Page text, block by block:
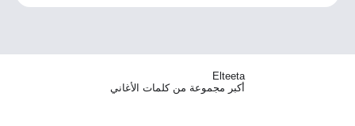
Elteeta
أكبر مجموعة من كلمات الأغاني